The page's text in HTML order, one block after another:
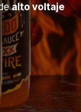
alto voltaje